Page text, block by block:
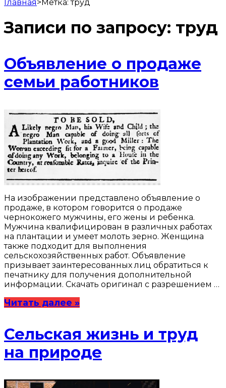
Главная>Метка:труд
Записи по запросу: труд
Объявление о продаже
семьи работников
На изображении представлено объявление о
продаже, в котором говорится о продаже
чернокожего мужчины, его жены и ребенка.
Мужчина квалифицирован в различных работах
на плантации и умеет молоть зерно. Женщина
также подходит для выполнения
сельскохозяйственных работ. Объявление
призывает заинтересованных лиц обратиться к
печатнику для получения дополнительной
информации. Скачать оригинал с разрешением …
Читать далее »
Сельская жизнь и труд
на природе